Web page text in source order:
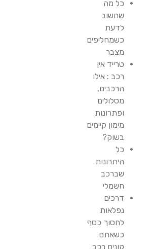
כל מה
שחשוב
לדעת
כשמחליפים
מצבר
טרייד אין
רכב : אילו
הרכבים,
מסלולים
ופתרונות
מימון קיימים
בשוק?
כל
היתרונות
שברכב
חשמלי
דרכים
נפלאות
לחסוך כסף
כשאתם
קונים רכב